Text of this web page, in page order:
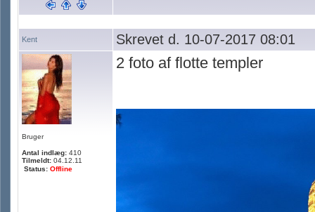
Kent Skrevet d. 10-07-2017 08:01
Bruger
Antal indlæg: 410
Tilmeldt: 04.12.11
Status: Offline
2 foto af flotte templer